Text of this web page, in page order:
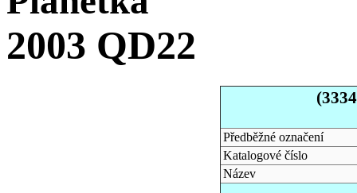
2003 QD22
Předběžné označení
Katalogové číslo
Název